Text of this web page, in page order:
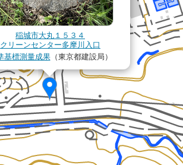
稲城市大丸１５３４
クリーンセンター多摩川入口
基標測量成果（東京都建設局）